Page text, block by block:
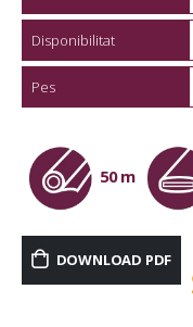
Disponibilitat
Pes
50 m
DOWNLOAD PDF